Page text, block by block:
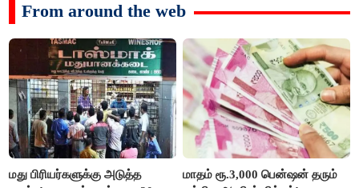
From around the web
மது பிரியர்களுக்கு அடுத்த
மாதம் ரூ.3,000 பென்ஷன் தரும்